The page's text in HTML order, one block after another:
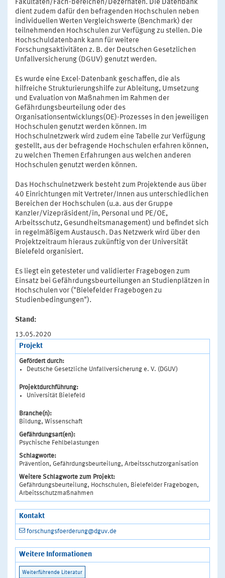
Fakultäten/Fach-bereichen/Dezernaten. Die Datenbank
dient zudem dafür den befragenden Hochschulen neben
individuellen Werten Vergleichswerte (Benchmark) der
teilnehmenden Hochschulen zur Verfügung zu stellen. Die
Hochschuldatenbank kann für weitere
Forschungsaktivitäten z. B. der Deutschen Gesetzlichen
Unfallversicherung (DGUV) genutzt werden.
Es wurde eine Excel-Datenbank geschaffen, die als
hilfreiche Strukturierungshilfe zur Ableitung, Umsetzung
und Evaluation von Maßnahmen im Rahmen der
Gefährdungsbeurteilung oder des
Organisationsentwicklungs(OE)-Prozesses in den jeweiligen
Hochschulen genutzt werden können. Im
Hochschulnetzwerk wird zudem eine Tabelle zur Verfügung
gestellt, aus der befragende Hochschulen erfahren können,
zu welchen Themen Erfahrungen aus welchen anderen
Hochschulen genutzt werden können.
Das Hochschulnetzwerk besteht zum Projektende aus über
40 Einrichtungen mit Vertreter/Innen aus unterschiedlichen
Bereichen der Hochschulen (u.a. aus der Gruppe
Kanzler/Vizepräsident/in, Personal und PE/OE,
Arbeitsschutz, Gesundheitsmanagement) und befindet sich
in regelmäßigem Austausch. Das Netzwerk wird über den
Projektzeitraum hieraus zukünftig von der Universität
Bielefeld organisiert.
Es liegt ein getesteter und validierter Fragebogen zum
Einsatz bei Gefährdungsbeurteilungen an Studienplätzen in
Hochschulen vor ("Bielefelder Fragebogen zu
Studienbedingungen").
Stand:
13.05.2020
Projekt
Gefördert durch:
Deutsche Gesetzliche Unfallversicherung e. V. (DGUV)
Projektdurchführung:
Universität Bielefeld
Branche(n):
Bildung, Wissenschaft
Gefährdungsart(en):
Psychische Fehlbelastungen
Schlagworte:
Prävention, Gefährdungsbeurteilung, Arbeitsschutzorganisation
Weitere Schlagworte zum Projekt:
Gefährdungsbeurteilung, Hochschulen, Bielefelder Fragebogen,
Arbeitsschutzmaßnahmen
Kontakt
forschungsfoerderung@dguv.de
Weitere Informationen